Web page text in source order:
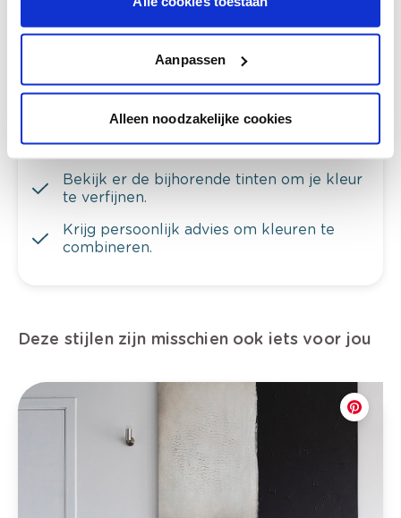
Aanpassen
Alleen noodzakelijke cookies
van je muren.
Ontdek er kleurechte stalen van je
kleurenselectie.
Bekijk er de bijhorende tinten om je kleur
te verfijnen.
Krijg persoonlijk advies om kleuren te
combineren.
Deze stijlen zijn misschien ook iets voor jou